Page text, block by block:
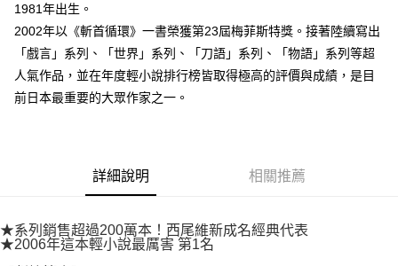
※ 請注意：結帳手續完成當下不需立刻繳費，但若您需要取消訂單，請聯絡
購買商品的店家。未經商家同意取消之訂單仍視為有效，需透過AFTEE先享
後付繳納相關費用。
※ 交易是否成功請以「AFTEE先享後付 」之結帳頁面顯示為準，若有關於
是否繳費成功／繳費後需取消欲退款等相關疑問，請聯繫「AFTEE先享後付
權轉讓予恩沛科技股份有限公司。
２．關於個人資料處理事宜，請瀏覽以下網址：
https://aftee.tw/terms/#terms3
「AFTEE先享後付」，若未經同意申辦者引起之損失，本公司不負相關責
任。
４．使用「AFTEE先享後付」時，將依據個別帳號之用戶狀況，依本公司即
每筆NT$80，滿NT$500(含以上)免運費
付款後萊爾富取貨
每筆NT$80，滿NT$500(含以上)免運費
付款後7-11取貨
每筆NT$80，滿NT$500(含以上)免運費
宅配
每筆NT$100，滿NT$800(含以上)免運費
1981年出生。
2002年以《斬首循環》一書榮獲第23屆梅菲斯特獎。接著陸續寫出
「戲言」系列、「世界」系列、「刀語」系列、「物語」系列等超
人氣作品，並在年度輕小說排行榜皆取得極高的評價與成績，是目
前日本最重要的大眾作家之一。
詳細說明 相關推薦
★系列銷售超過200萬本！西尾維新成名經典代表
★2006年這本輕小說最厲害 第1名